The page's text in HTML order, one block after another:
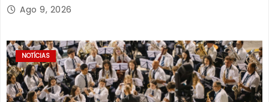
Ago 9, 2026
NOTÍCIAS